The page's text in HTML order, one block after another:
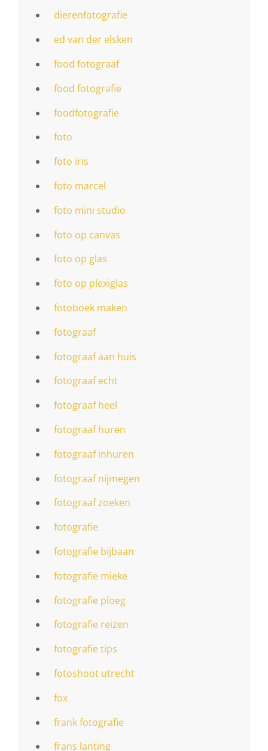
dierenfotografie
ed van der elsken
food fotograaf
food fotografie
foodfotografie
foto
foto iris
foto marcel
foto mini studio
foto op canvas
foto op glas
foto op plexiglas
fotoboek maken
fotograaf
fotograaf aan huis
fotograaf echt
fotograaf heel
fotograaf huren
fotograaf inhuren
fotograaf nijmegen
fotograaf zoeken
fotografie
fotografie bijbaan
fotografie mieke
fotografie ploeg
fotografie reizen
fotografie tips
fotoshoot utrecht
fox
frank fotografie
frans lanting